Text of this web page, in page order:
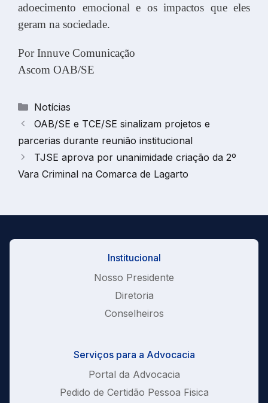
adoecimento emocional e os impactos que eles
geram na sociedade.
Por Innuve Comunicação
Ascom OAB/SE
Categorias
Notícias
OAB/SE e TCE/SE sinalizam projetos e
parcerias durante reunião institucional
TJSE aprova por unanimidade criação da 2º
Vara Criminal na Comarca de Lagarto
Institucional
Nosso Presidente
Diretoria
Conselheiros
Serviços para a Advocacia
Portal da Advocacia
Pedido de Certidão Pessoa Fisica